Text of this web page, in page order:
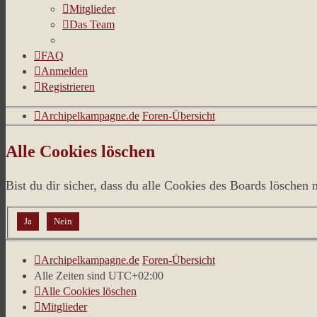
Mitglieder
Das Team
FAQ
Anmelden
Registrieren
Archipelkampagne.de Foren-Übersicht
Alle Cookies löschen
Bist du dir sicher, dass du alle Cookies des Boards löschen
Archipelkampagne.de Foren-Übersicht
Alle Zeiten sind UTC+02:00
Alle Cookies löschen
Mitglieder